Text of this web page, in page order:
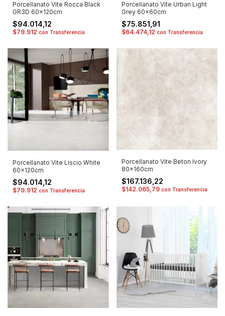
Porcellanato Vite Rocca Black
GR3D 60x120cm
$94.014,12
$79.912 con Transferencia
Porcellanato Vite Urban Light
Grey 60x60cm
$75.851,91
$64.474,12 con Transferencia
Porcellanato Vite Liscio White
60x120cm
$94.014,12
$79.912 con Transferencia
Porcellanato Vite Beton Ivory
80x160cm
$167.136,22
$142.065,79 con Transferencia